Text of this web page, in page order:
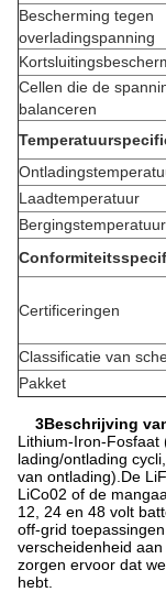
Bescherming tegen
overladingspanning
Cellen die de
balanceren
Laadtemperatuur
Bergingstemperatuur
Certificeringen
Classificatie van
Pakket
3Beschrijving
Lithium-Iron-Fosfaat
lading/ontlading
van ontlading).De
LiCo02 of de
12, 24 en 48 volt
off-grid
verscheidenheid
zorgen ervoor dat
hebt.